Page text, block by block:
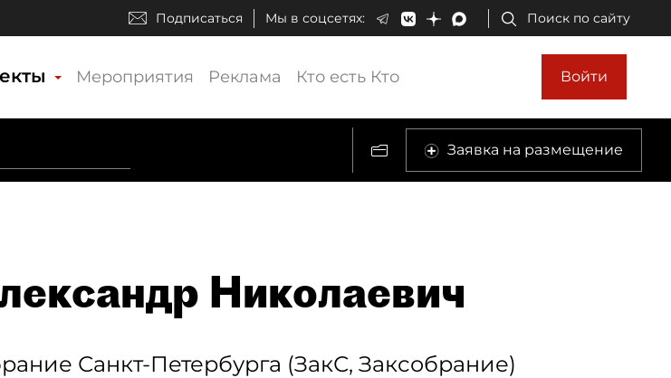
Подписаться Мы в соцсетях: Поиск по сайту
Мероприятия Реклама Кто есть Кто Войти
Заявка на размещение
Николаевич
Санкт-Петербурга (ЗакС, Заксобрание)